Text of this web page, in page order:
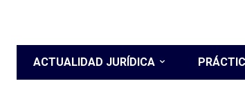
ACTUALIDAD JURÍDICA